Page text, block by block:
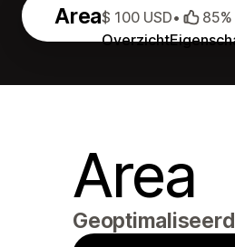
Area
Overzicht
$ 100 USD• 85%
Area